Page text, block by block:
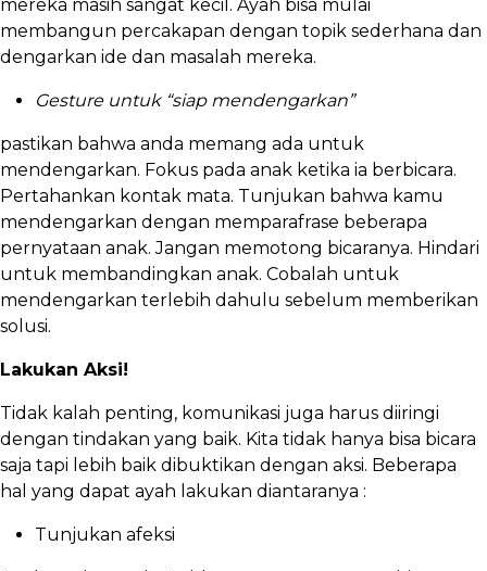
mereka masih sangat kecil. Ayah bisa mulai
membangun percakapan dengan topik sederhana dan
dengarkan ide dan masalah mereka.
Gesture untuk “siap mendengarkan”
pastikan bahwa anda memang ada untuk
mendengarkan. Fokus pada anak ketika ia berbicara.
Pertahankan kontak mata. Tunjukan bahwa kamu
mendengarkan dengan memparafrase beberapa
pernyataan anak. Jangan memotong bicaranya. Hindari
untuk membandingkan anak. Cobalah untuk
mendengarkan terlebih dahulu sebelum memberikan
solusi.
Lakukan Aksi!
Tidak kalah penting, komunikasi juga harus diiringi
dengan tindakan yang baik. Kita tidak hanya bisa bicara
saja tapi lebih baik dibuktikan dengan aksi. Beberapa
hal yang dapat ayah lakukan diantaranya :
Tunjukan afeksi